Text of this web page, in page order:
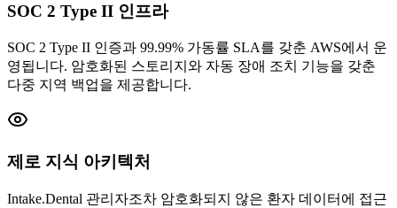
SOC 2 Type II 인프라
SOC 2 Type II 인증과 99.99% 가동률 SLA를 갖춘 AWS에서 운
영됩니다. 암호화된 스토리지와 자동 장애 조치 기능을 갖춘
다중 지역 백업을 제공합니다.
제로 지식 아키텍처
Intake.Dental 관리자조차 암호화되지 않은 환자 데이터에 접근